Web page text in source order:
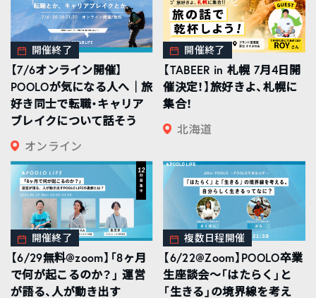
開催終了
【7/6オンライン開催】
POOLOが気になる人へ｜旅
好き同士で転職・キャリア
ブレイクについて話そう
オンライン
開催終了
【TABEER in 札幌 7月4日開
催決定！】旅好きよ、札幌に
集合！
北海道
開催終了
【6/29無料@zoom】「8ヶ月
で何が起こるのか？」 運営
が語る、人が動き出す
複数日程開催
【6/22@Zoom】POOLO卒業
生座談会〜「はたらく」と
「生きる」の境界線を考え